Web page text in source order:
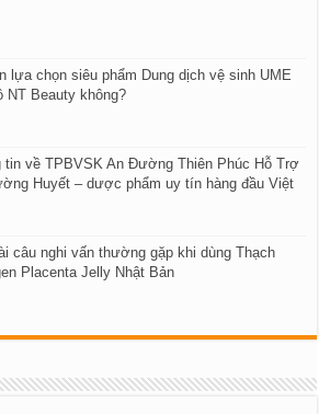
lựa chọn siêu phẩm Dung dịch vệ sinh UME
NT Beauty không?
tin về TPBVSK An Đường Thiên Phúc Hỗ Trợ
Huyết – dược phẩm uy tín hàng đầu Việt
câu nghi vấn thường gặp khi dùng Thạch
Placenta Jelly Nhật Bản